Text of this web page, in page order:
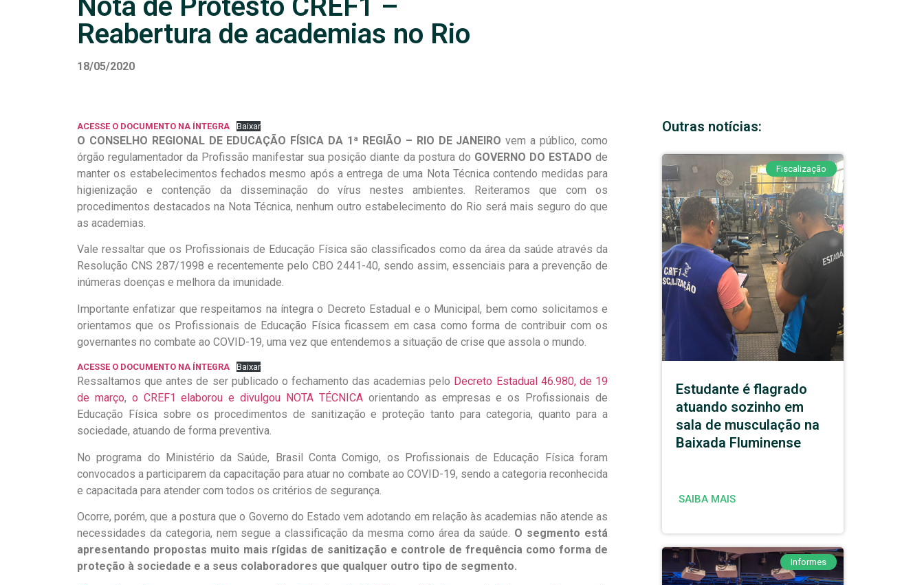
Nota de Protesto CREF1 –
Reabertura de academias no Rio
18/05/2020
ACESSE O DOCUMENTO NA ÍNTEGRA Baixar
O CONSELHO REGIONAL DE EDUCAÇÃO FÍSICA DA 1ª REGIÃO – RIO DE JANEIROvem a público, como
órgão regulamentador da Profissão manifestar sua posição diante da postura do GOVERNO DO ESTADO de
manter os estabelecimentos fechados mesmo após a entrega de uma Nota Técnica contendo medidas para
higienização e contenção da disseminação do vírus nestes ambientes. Reiteramos que com os
procedimentos destacados na Nota Técnica, nenhum outro estabelecimento do Rio será mais seguro do que
as academias.
Vale ressaltar que os Profissionais de Educação Física são classificados como da área da saúde através da
Resolução CNS 287/1998 e recentemente pelo CBO 2441-40, sendo assim, essenciais para a prevenção de
inúmeras doenças e melhora da imunidade.
Importante enfatizar que respeitamos na íntegra o Decreto Estadual e o Municipal, bem como solicitamos e
orientamos que os Profissionais de Educação Física ficassem em casa como forma de contribuir com os
governantes no combate ao COVID-19, uma vez que entendemos a situação de crise que assola o mundo.
ACESSE O DOCUMENTO NA ÍNTEGRA Baixar
Ressaltamos que antes de ser publicado o fechamento das academias pelo Decreto Estadual 46.980, de 19
de março, o CREF1 elaborou e divulgou NOTA TÉCNICAorientando as empresas e os Profissionais de
Educação Física sobre os procedimentos de sanitização e proteção tanto para categoria, quanto para a
sociedade, atuando de forma preventiva.
No programa do Ministério da Saúde, Brasil Conta Comigo, os Profissionais de Educação Física foram
convocados a participarem da capacitação para atuar no combate ao COVID-19, sendo a categoria reconhecida
e capacitada para atender com todos os critérios de segurança.
Ocorre, porém, que a postura que o Governo do Estado vem adotando em relação às academias não atende as
necessidades da categoria, nem segue a classificação da mesma como área da saúde. O segmento está
apresentando propostas muito mais rígidas de sanitização e controle de frequência como forma de
proteção à sociedade e a seus colaboradores que qualquer outro tipo de segmento.
Outras notícias:
Fiscalização
Estudante é flagrado
atuando sozinho em
sala de musculação na
Baixada Fluminense
SAIBA MAIS
Informes